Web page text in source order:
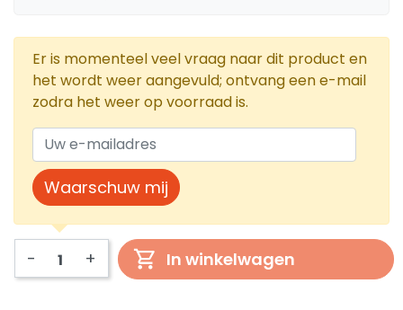
Er is momenteel veel vraag naar dit product en
het wordt weer aangevuld; ontvang een e-mail
zodra het weer op voorraad is.
Waarschuw mij
- + In winkelwagen